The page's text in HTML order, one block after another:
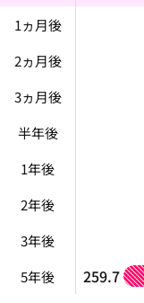
1ヵ月後
2ヵ月後
3ヵ月後
半年後
1年後
2年後
3年後
5年後 259.7